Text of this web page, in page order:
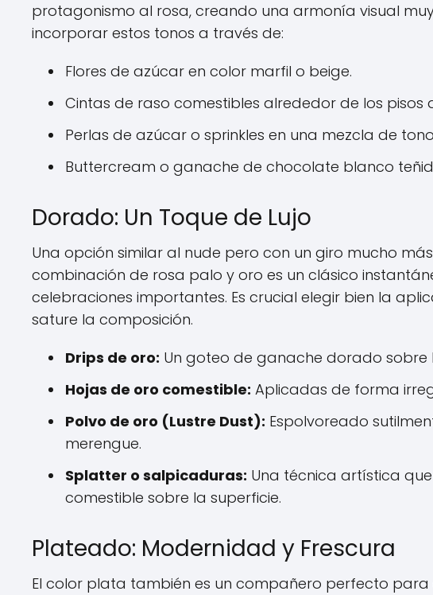
protagonismo al rosa, creando una armonía visual
incorporar estos tonos a través de:
Flores de azúcar en color marfil o beige.
Cintas de raso comestibles alrededor de los pisos
Perlas de azúcar o sprinkles en una mezcla de
Buttercream o ganache de chocolate blanco
Dorado: Un Toque de Lujo
Una opción similar al nude pero con un giro mucho
combinación de rosa palo y oro es un clásico
celebraciones importantes. Es crucial elegir bien la
sature la composición.
Drips de oro: Un goteo de ganache dorado sobre
Hojas de oro comestible: Aplicadas de forma
Polvo de oro (Lustre Dust): Espolvoreado
merengue.
Splatter o salpicaduras: Una técnica artística
comestible sobre la superficie.
Plateado: Modernidad y Frescura
El color plata también es un compañero perfecto